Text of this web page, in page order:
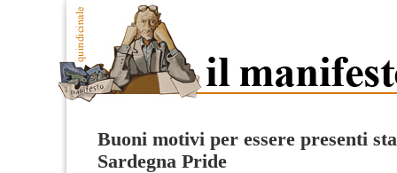
Buoni motivi per essere presenti
Sardegna Pride